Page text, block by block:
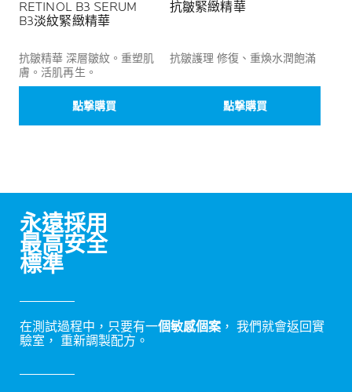
RETINOL B3 SERUM
B3淡紋緊緻精華
抗皺精華 深層皺紋。重塑肌
膚。活肌再生。
點撃購買
抗皺緊緻精華
抗皺護理 修復、重煥水潤飽滿
點撃購買
永遠採用
最高安全
標準
在測試過程中，只要有一個敏感個案 ， 我們就會返回實
驗室， 重新調製配方。